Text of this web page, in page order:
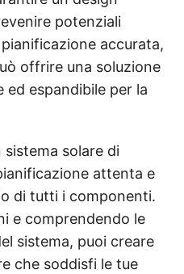
potenziali
accurata,
offrire una soluzione
espandibile per la
sistema solare di
attenta e
di tutti i componenti.
e comprendendo le
sistema, puoi creare
che soddisfi le tue